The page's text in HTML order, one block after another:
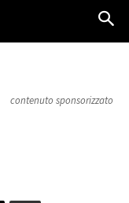
contenuto sponsorizzato